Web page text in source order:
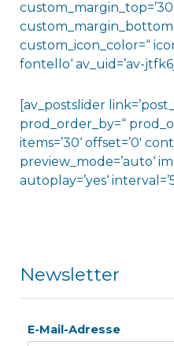
custom_icon_color=“
fontello‘ av_uid=’av-
[av_postslider
prod_order_by=“
items=’30‘ offset=’0′
preview_mode=’auto‘
autoplay=’yes‘
Newsletter
E-Mail-Adresse